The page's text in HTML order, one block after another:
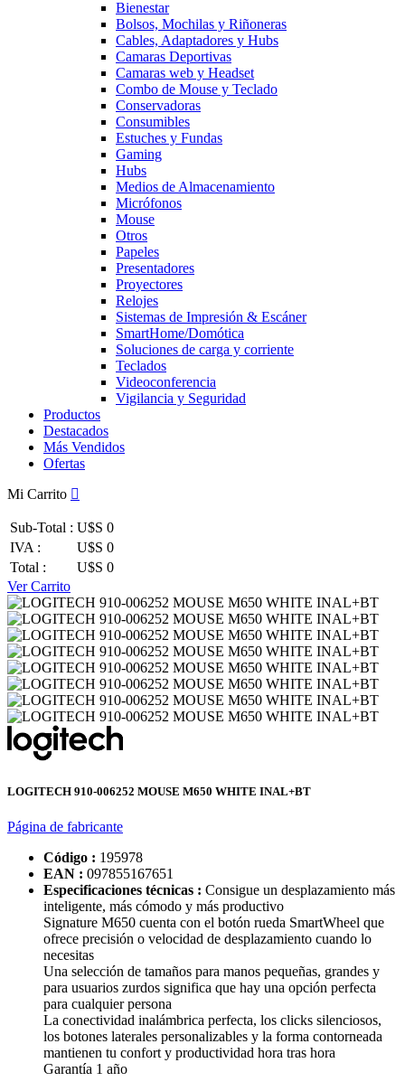
Bienestar
Bolsos, Mochilas y Riñoneras
Cables, Adaptadores y Hubs
Camaras Deportivas
Camaras web y Headset
Combo de Mouse y Teclado
Conservadoras
Consumibles
Estuches y Fundas
Gaming
Hubs
Medios de Almacenamiento
Micrófonos
Mouse
Otros
Papeles
Presentadores
Proyectores
Relojes
Sistemas de Impresión & Escáner
SmartHome/Domótica
Soluciones de carga y corriente
Teclados
Videoconferencia
Vigilancia y Seguridad
Productos
Destacados
Más Vendidos
Ofertas
Mi Carrito
Sub-Total : U$S 0
IVA :
U$S 0
Total :
U$S 0
Ver Carrito
LOGITECH 910-006252 MOUSE M650 WHITE INAL+BT
Página de fabricante
Código : 195978
EAN : 097855167651
Especificaciones técnicas : Consigue un desplazamiento más
inteligente, más cómodo y más productivo
Signature M650 cuenta con el botón rueda SmartWheel que
ofrece precisión o velocidad de desplazamiento cuando lo
necesitas
Una selección de tamaños para manos pequeñas, grandes y
para usuarios zurdos significa que hay una opción perfecta
para cualquier persona
La conectividad inalámbrica perfecta, los clicks silenciosos,
los botones laterales personalizables y la forma contorneada
mantienen tu confort y productividad hora tras hora
Garantía 1 año